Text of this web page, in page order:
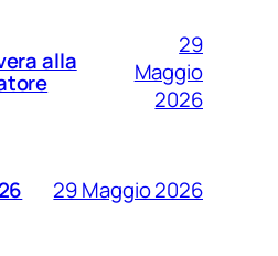
alla
29
Maggio
2026
29 Maggio 2026